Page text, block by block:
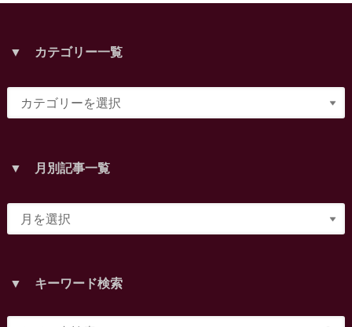
▼ カテゴリー一覧
▼ 月別記事一覧
▼ キーワード検索